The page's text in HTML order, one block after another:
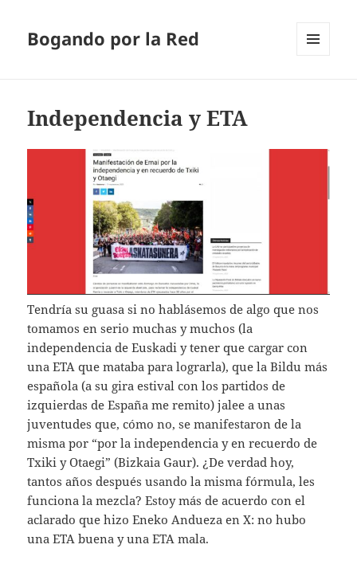
Bogando por la Red
Independencia y ETA
Tendría su guasa si no hablásemos de algo que nos
tomamos en serio muchas y muchos (la
independencia de Euskadi y tener que cargar con
una ETA que mataba para lograrla), que la Bildu más
española (a su gira estival con los partidos de
izquierdas de España me remito) jalee a unas
juventudes que, cómo no, se manifestaron de la
misma por “por la independencia y en recuerdo de
Txiki y Otaegi” (Bizkaia Gaur). ¿De verdad hoy,
tantos años después usando la misma fórmula, les
funciona la mezcla? Estoy más de acuerdo con el
aclarado que hizo Eneko Andueza en X: no hubo
una ETA buena y una ETA mala.